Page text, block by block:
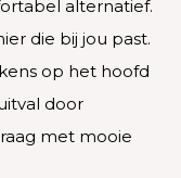
alternatief.
die bij jou past.
op het hoofd
door
met mooie